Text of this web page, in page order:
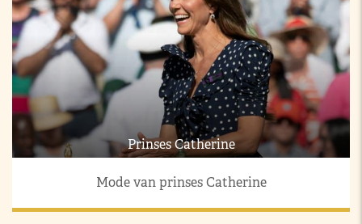
Prinses Catherine
Mode van prinses Catherine